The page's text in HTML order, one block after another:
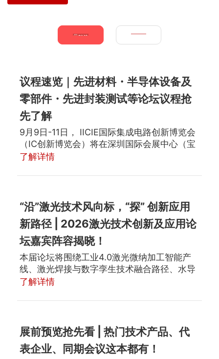
议程速览｜先进材料・半导体设备及
零部件・先进封装测试等论坛议程抢
先了解
9月9日-11日， IICIE国际集成电路创新博览会
（IC创新博览会）将在深圳国际会展中心（宝
安）盛大启幕，以“跨界融合・全链协同，共筑
链的高端交流平台。
了解详情
“沿”激光技术风向标，“探” 创新应用
新路径 | 2026激光技术创新及应用论
坛嘉宾阵容揭晓！
本届论坛将围绕工业4.0激光微纳加工智能产
线、激光焊接与数字孪生技术融合路径、水导
激光"冷加工"技术突破、半导体激光芯片国产
合应用等热点话题进行探讨。
了解详情
展前预览抢先看 | 热门技术产品、代
表企业、同期会议这本都有！